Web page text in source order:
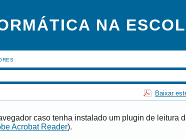
NA
Baixar
caso tenha instalado um plugin de leitura
Acrobat Reader).